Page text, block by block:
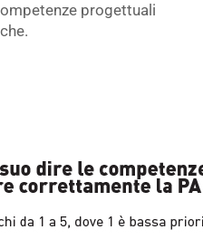
progettuali